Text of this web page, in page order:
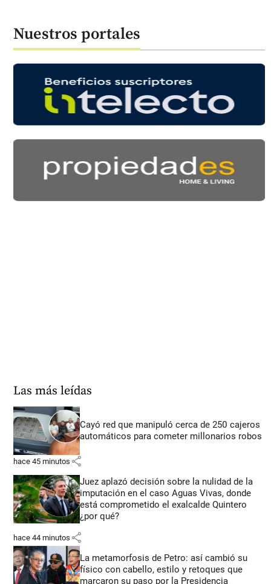
Nuestros portales
Las más leídas
Cayó red que manipuló cerca de 250 cajeros
automáticos para cometer millonarios robos
hace 45 minutos share
Juez aplazó decisión sobre la nulidad de la
imputación en el caso Aguas Vivas, donde
está comprometido el exalcalde Quintero
¿por qué?
hace 44 minutos share
La metamorfosis de Petro: así cambió su
físico con cabello, estilo y retoques que
marcaron su paso por la Presidencia